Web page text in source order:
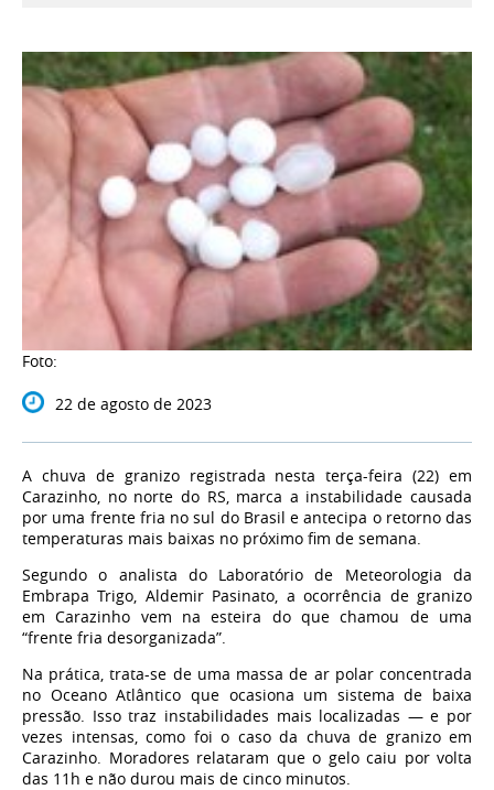
Foto:
22 de agosto de 2023
A chuva de granizo registrada nesta terça-feira (22) em
Carazinho, no norte do RS, marca a instabilidade causada
por uma frente fria no sul do Brasil e antecipa o retorno das
temperaturas mais baixas no próximo fim de semana.
Segundo o analista do Laboratório de Meteorologia da
Embrapa Trigo, Aldemir Pasinato, a ocorrência de granizo
em Carazinho vem na esteira do que chamou de uma
“frente fria desorganizada”.
Na prática, trata-se de uma massa de ar polar concentrada
no Oceano Atlântico que ocasiona um sistema de baixa
pressão. Isso traz instabilidades mais localizadas — e por
vezes intensas, como foi o caso da chuva de granizo em
Carazinho. Moradores relataram que o gelo caiu por volta
das 11h e não durou mais de cinco minutos.